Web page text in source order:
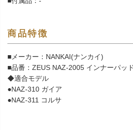
商品特徴
■メーカー：NANKAI(ナンカイ)
■品番：ZEUS NAZ-2005 インナーパッ
◆適合モデル
●NAZ-310 ガイア
●NAZ-311 コルサ